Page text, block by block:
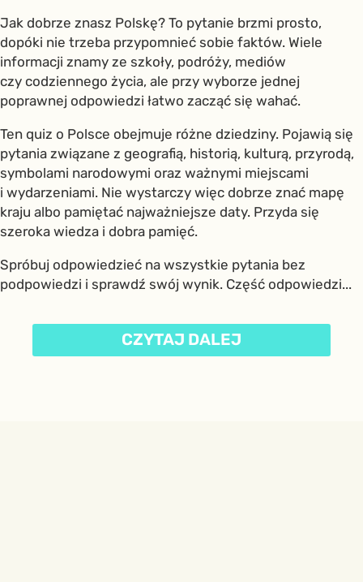
Jak dobrze znasz Polskę? To pytanie brzmi prosto,
dopóki nie trzeba przypomnieć sobie faktów. Wiele
informacji znamy ze szkoły, podróży, mediów
czy codziennego życia, ale przy wyborze jednej
poprawnej odpowiedzi łatwo zacząć się wahać.
Ten quiz o Polsce obejmuje różne dziedziny. Pojawią się
pytania związane z geografią, historią, kulturą, przyrodą,
symbolami narodowymi oraz ważnymi miejscami
i wydarzeniami. Nie wystarczy więc dobrze znać mapę
kraju albo pamiętać najważniejsze daty. Przyda się
szeroka wiedza i dobra pamięć.
Spróbuj odpowiedzieć na wszystkie pytania bez
podpowiedzi i sprawdź swój wynik. Część odpowiedzi...
CZYTAJ DALEJ